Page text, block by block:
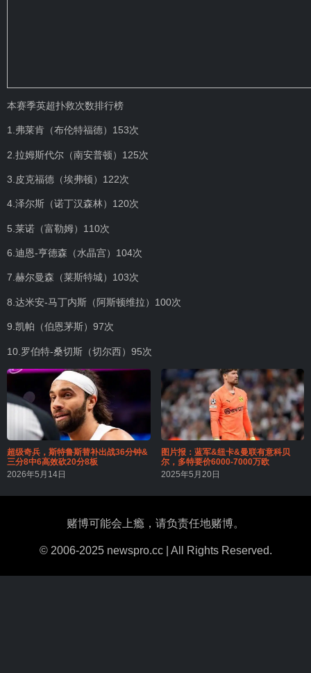
本赛季英超扑救次数排行榜
1.弗莱肯（布伦特福德）153次
2.拉姆斯代尔（南安普顿）125次
3.皮克福德（埃弗顿）122次
4.泽尔斯（诺丁汉森林）120次
5.莱诺（富勒姆）110次
6.迪恩-亨德森（水晶宫）104次
7.赫尔曼森（莱斯特城）103次
8.达米安-马丁内斯（阿斯顿维拉）100次
9.凯帕（伯恩茅斯）97次
10.罗伯特-桑切斯（切尔西）95次
超级奇兵，斯特鲁斯替补出战36分钟&
三分8中6高效砍20分8板
2026年5月14日
图片报：蓝军&纽卡&曼联有意科贝
尔，多特要价6000-7000万欧
2025年5月20日
赌博可能会上瘾，请负责任地赌博。
© 2006-2025 newspro.cc | All Rights Reserved.